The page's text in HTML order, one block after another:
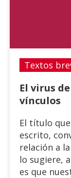
la tortura,
Textos
El virus
vínculos
El título
escrito,
relación a
lo sugiere,
es que